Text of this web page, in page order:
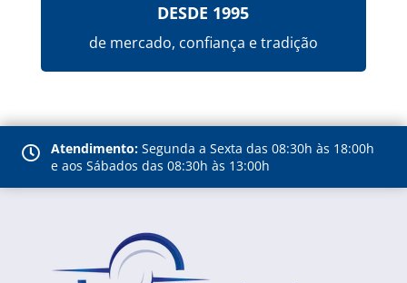
DESDE 1995
de mercado, confiança e tradição
 Atendimento: Segunda a Sexta das 08:30h às 18:00h
e aos Sábados das 08:30h às 13:00h